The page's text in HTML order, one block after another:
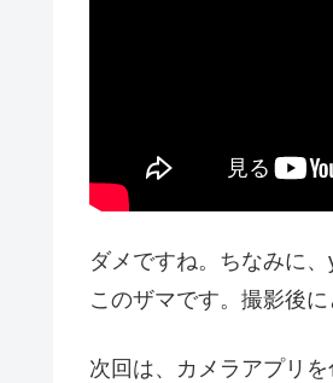
ダメですね。ちなみに
このザマです。撮影後
次回は、カメラアプリを